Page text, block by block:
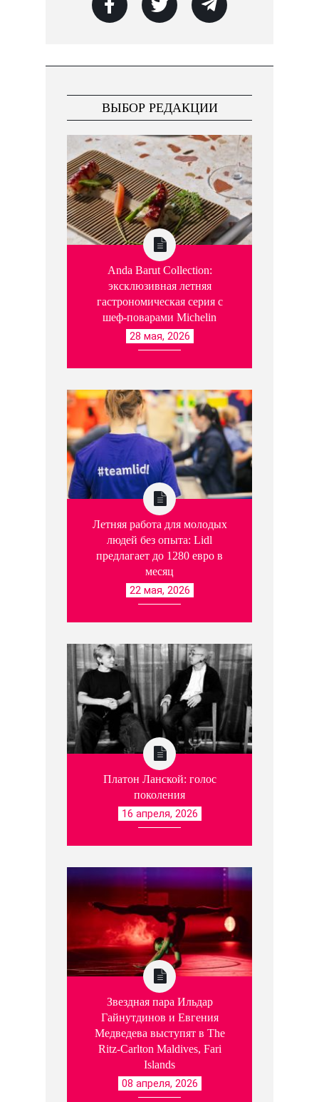
ВЫБОР РЕДАКЦИИ
Anda Barut Collection:
эксклюзивная летняя
гастрономическая серия с
шеф-поварами Michelin
28 мая, 2026
Летняя работа для молодых
людей без опыта: Lidl
предлагает до 1280 евро в
месяц
22 мая, 2026
Платон Ланской: голос
поколения
16 апреля, 2026
Звездная пара Ильдар
Гайнутдинов и Евгения
Медведева выступят в The
Ritz-Carlton Maldives, Fari
Islands
08 апреля, 2026